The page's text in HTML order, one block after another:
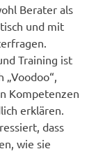
Berater als
und mit
Training ist
Kompetenzen
erklären.
dass
wie sie